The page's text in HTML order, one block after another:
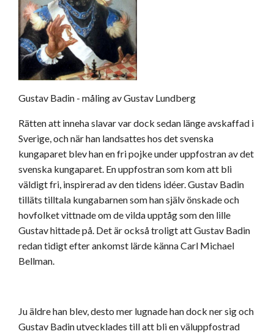
Gustav Badin - måling av Gustav Lundberg
Rätten att inneha slavar var dock sedan länge avskaffad i
Sverige, och när han landsattes hos det svenska
kungaparet blev han en fri pojke under uppfostran av det
svenska kungaparet. En uppfostran som kom att bli
väldigt fri, inspirerad av den tidens idéer. Gustav Badin
tilläts tilltala kungabarnen som han själv önskade och
hovfolket vittnade om de vilda upptåg som den lille
Gustav hittade på. Det är också troligt att Gustav Badin
redan tidigt efter ankomst lärde känna Carl Michael
Bellman.
Ju äldre han blev, desto mer lugnade han dock ner sig och
Gustav Badin utvecklades till att bli en väluppfostrad